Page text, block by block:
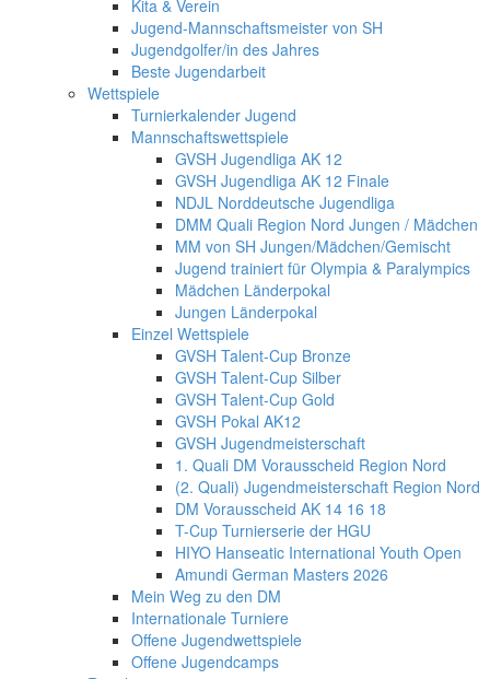
Kita & Verein
Jugend-Mannschaftsmeister von SH
Jugendgolfer/in des Jahres
Beste Jugendarbeit
Wettspiele
Turnierkalender Jugend
Mannschaftswettspiele
GVSH Jugendliga AK 12
GVSH Jugendliga AK 12 Finale
NDJL Norddeutsche Jugendliga
DMM Quali Region Nord Jungen / Mädchen
MM von SH Jungen/Mädchen/Gemischt
Jugend trainiert für Olympia & Paralympics
Mädchen Länderpokal
Jungen Länderpokal
Einzel Wettspiele
GVSH Talent-Cup Bronze
GVSH Talent-Cup Silber
GVSH Talent-Cup Gold
GVSH Pokal AK12
GVSH Jugendmeisterschaft
1. Quali DM Vorausscheid Region Nord
(2. Quali) Jugendmeisterschaft Region Nord
DM Vorausscheid AK 14 16 18
T-Cup Turnierserie der HGU
HIYO Hanseatic International Youth Open
Amundi German Masters 2026
Mein Weg zu den DM
Internationale Turniere
Offene Jugendwettspiele
Offene Jugendcamps